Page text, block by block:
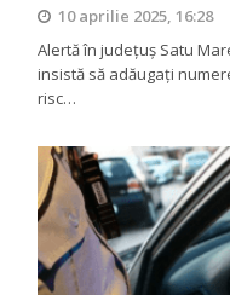
10 aprilie 2025, 16:28
Alertă în județuș Satu
insistă să adăugați
risc…